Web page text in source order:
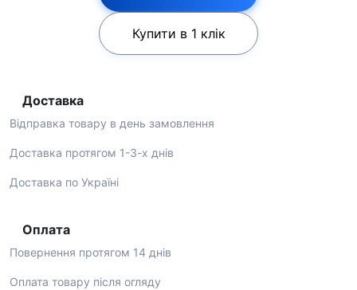
Купити в 1 клік
Доставка
Відправка товару в день замовлення
Доставка протягом 1-3-х днів
Доставка по Україні
Оплата
Повернення протягом 14 днів
Оплата товару після огляду